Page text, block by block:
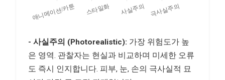
- 사실주의 (Photorealistic): 가장 위험도가 높
은 영역. 관찰자는 현실과 비교하며 미세한 오류
도 즉시 인지합니다. 피부, 눈, 손의 극사실적 묘